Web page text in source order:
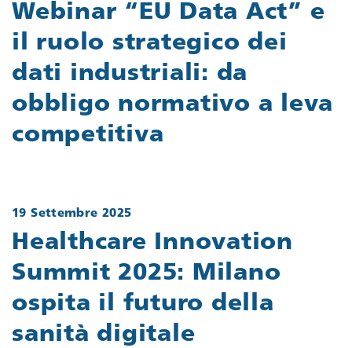
Webinar “EU Data Act” e
il ruolo strategico dei
dati industriali: da
obbligo normativo a leva
competitiva
19 Settembre 2025
Healthcare Innovation
Summit 2025: Milano
ospita il futuro della
sanità digitale